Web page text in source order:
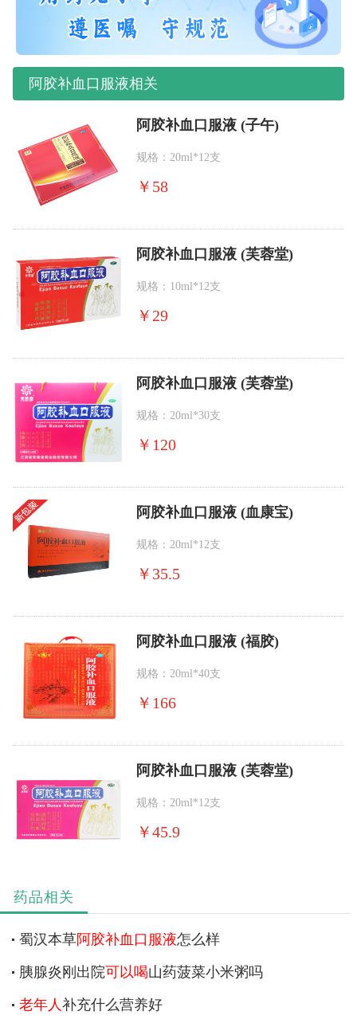
阿胶补血口服液相关
阿胶补血口服液 (子午)
规格：20ml*12支
￥ 58
阿胶补血口服液 (芙蓉堂)
规格：10ml*12支
￥ 29
阿胶补血口服液 (芙蓉堂)
规格：20ml*30支
￥ 120
阿胶补血口服液 (血康宝)
规格：20ml*12支
￥ 35.5
阿胶补血口服液 (福胶)
规格：20ml*40支
￥ 166
阿胶补血口服液 (芙蓉堂)
规格：20ml*12支
￥45.9
药品相关
蜀汉本草阿胶补血口服液怎么样
胰腺炎刚出院可以喝山药菠菜小米粥吗
老年人补充什么营养好